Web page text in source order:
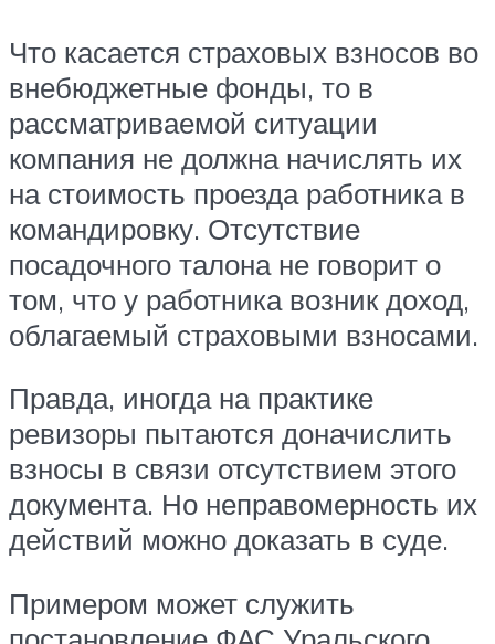
Что касается страховых взносов во
внебюджетные фонды, то в
рассматриваемой ситуации
компания не должна начислять их
на стоимость проезда работника в
командировку. Отсутствие
посадочного талона не говорит о
том, что у работника возник доход,
облагаемый страховыми взносами.
Правда, иногда на практике
ревизоры пытаются доначислить
взносы в связи отсутствием этого
документа. Но неправомерность их
действий можно доказать в суде.
Примером может служить